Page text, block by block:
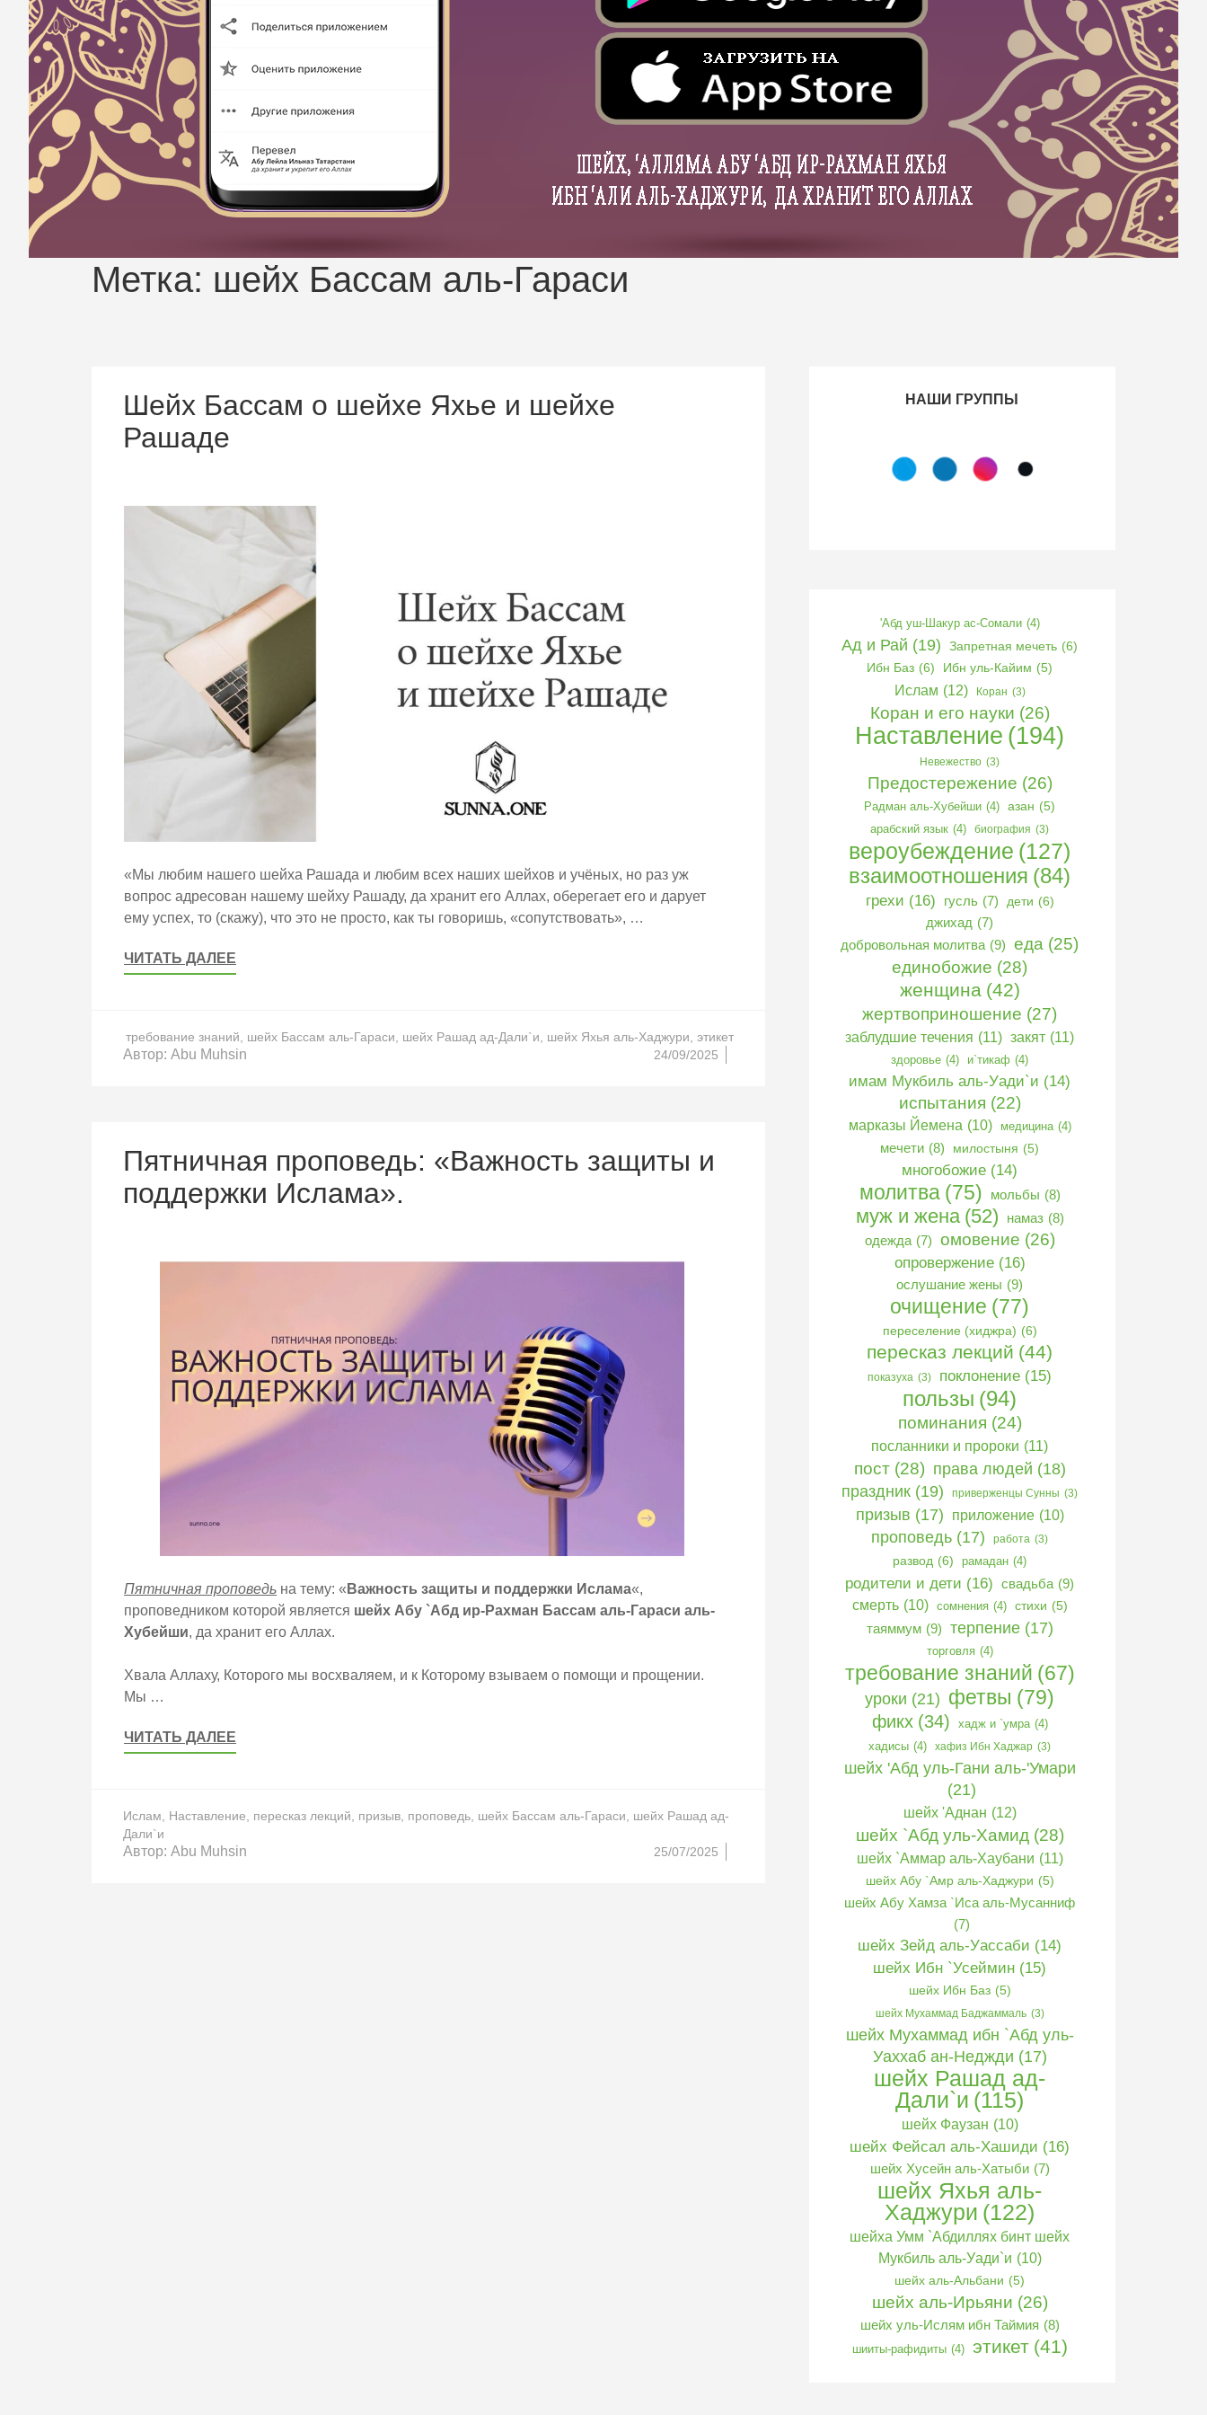
Метка: шейх Бассам аль-Гараси
Шейх Бассам о шейхе Яхье и шейхе
Рашаде
«Мы любим нашего шейха Рашада и любим всех наших шейхов и учёных, но раз уж
вопрос адресован нашему шейху Рашаду, да хранит его Аллах, оберегает его и дарует
ему успех, то (скажу), что это не просто, как ты говоришь, «сопутствовать», …
ЧИТАТЬ ДАЛЕЕ
требование знаний шейх Бассам аль-Гараси шейх Рашад ад-Дали`и шейх Яхья аль-Хаджури этикет
24/09/2025
Автор: Abu Muhsin
Пятничная проповедь: «Важность защиты и
поддержки Ислама».
Пятничная проповедь на тему: « Важность защиты и поддержки Ислама«,
проповедником которой является шейх Абу `Абд ир-Рахман Бассам аль-Гараси аль-
Хубейши, да хранит его Аллах.
Хвала Аллаху, Которого мы восхваляем, и к Которому взываем о помощи и прощении.
Мы …
ЧИТАТЬ ДАЛЕЕ
Ислам Наставление пересказ лекций призыв проповедь шейх Бассам аль-Гараси
шейх Рашад ад-
Дали`и
25/07/2025
Автор: Abu Muhsin
НАШИ ГРУППЫ
'Абд уш-Шакур ас-Сомали (4)
Ад и Рай (19) Запретная мечеть (6)
Ибн Баз (6) Ибн уль-Кайим (5)
Ислам (12) Коран (3)
Коран и его науки (26)
Наставление (194)
Невежество (3)
Предостережение (26)
Радман аль-Хубейши (4) азан (5)
арабский язык (4) биография (3)
вероубеждение (127)
взаимоотношения (84)
грехи (16) гусль (7) дети (6)
джихад (7)
добровольная молитва (9) еда (25)
единобожие (28)
женщина (42)
жертвоприношение (27)
заблудшие течения (11) закят (11)
здоровье (4) и`тикаф (4)
имам Мукбиль аль-Уади`и (14)
испытания (22)
марказы Йемена (10) медицина (4)
мечети (8) милостыня (5)
многобожие (14)
молитва (75) мольбы (8)
муж и жена (52) намаз (8)
одежда (7) омовение (26)
опровержение (16)
ослушание жены (9)
очищение (77)
переселение (хиджра) (6)
пересказ лекций (44)
показуха (3) поклонение (15)
пользы (94)
поминания (24)
посланники и пророки (11)
пост (28) права людей (18)
праздник (19) приверженцы Сунны (3)
призыв (17) приложение (10)
проповедь (17) работа (3)
развод (6) рамадан (4)
родители и дети (16) свадьба (9)
смерть (10) сомнения (4) стихи (5)
таяммум (9) терпение (17)
торговля (4)
требование знаний (67)
уроки (21) фетвы (79)
фикх (34) хадж и `умра (4)
хадисы (4) хафиз Ибн Хаджар (3)
шейх 'Абд уль-Гани аль-'Умари
(21)
шейх 'Аднан (12)
шейх `Абд уль-Хамид (28)
шейх `Аммар аль-Хаубани (11)
шейх Абу `Амр аль-Хаджури (5)
шейх Абу Хамза `Иса аль-Мусанниф
(7)
шейх Зейд аль-Уассаби (14)
шейх Ибн `Усеймин (15)
шейх Ибн Баз (5)
шейх Мухаммад Баджаммаль (3)
шейх Мухаммад ибн `Абд уль-
Уаххаб ан-Неджди (17)
шейх Рашад ад-
Дали`и (115)
шейх Фаузан (10)
шейх Фейсал аль-Хашиди (16)
шейх Хусейн аль-Хатыби (7)
шейх Яхья аль-
Хаджури (122)
шейха Умм `Абдиллях бинт шейх
Мукбиль аль-Уади`и (10)
шейх аль-Альбани (5)
шейх аль-Ирьяни (26)
шейх уль-Ислям ибн Таймия (8)
шииты-рафидиты (4) этикет (41)